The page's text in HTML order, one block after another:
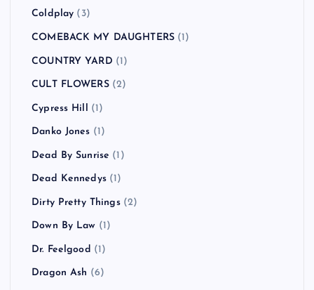
Coldplay (3)
COMEBACK MY DAUGHTERS (1)
COUNTRY YARD (1)
CULT FLOWERS(2)
Cypress Hill (1)
Danko Jones (1)
Dead By Sunrise (1)
Dead Kennedys(1)
Dirty Pretty Things(2)
Down By Law (1)
Dr. Feelgood (1)
Dragon Ash (6)